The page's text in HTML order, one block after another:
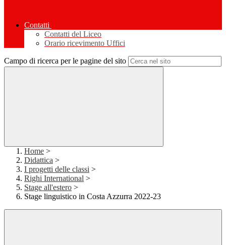
Contatti
Contatti del Liceo
Orario ricevimento Uffici
Campo di ricerca per le pagine del sito
Home >
Didattica >
I progetti delle classi >
Righi International >
Stage all'estero >
Stage linguistico in Costa Azzurra 2022-23